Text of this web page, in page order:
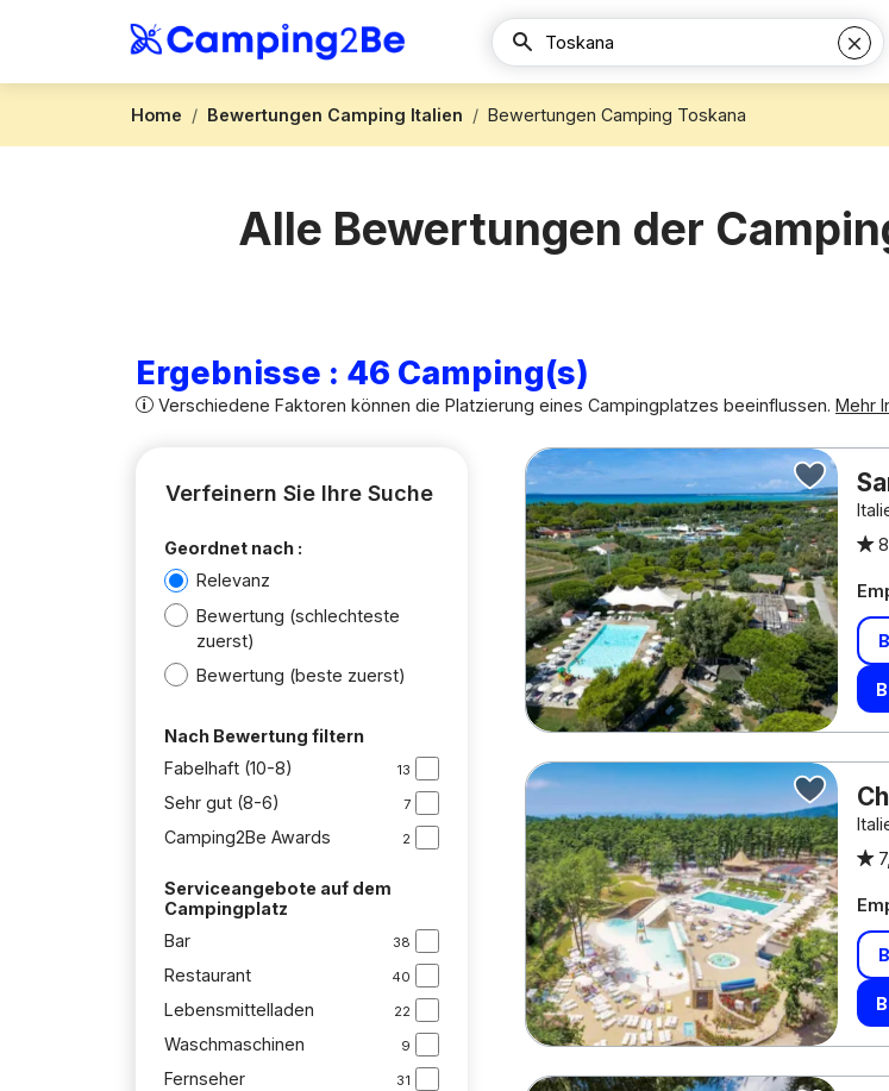
Home Bewertungen Camping Italien Bewertungen Camping Toskana
Alle Bewertungen der
Ergebnisse : 46 Camping(s)
Verschiedene Faktoren können die Platzierung eines Campingplatzes beeinflussen. Mehr
Verfeinern Sie Ihre Suche
Geordnet nach :
Relevanz
Bewertung (schlechteste
zuerst)
Bewertung (beste zuerst)
Nach Bewertung filtern
Fabelhaft (10-8)
13
Sehr gut (8-6) 7
Camping2Be Awards 2
Serviceangebote auf dem
Campingplatz
Bar
38
Restaurant 40
Lebensmittelladen 22
Waschmaschinen 9
Fernseher 31